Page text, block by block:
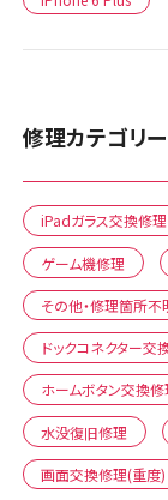
修理カテゴリー
iPadガラス交換修理
ゲーム機修理
その他・修理箇所不
ドックコネクター
ホームボタン交換
水没復旧修理
画面交換修理(重度)